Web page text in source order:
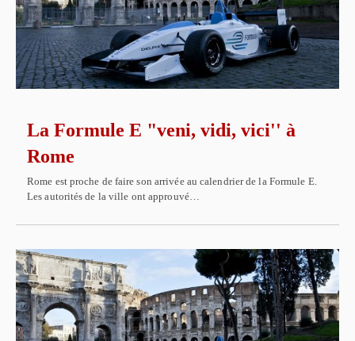
La Formule E "veni, vidi, vici'' à
Rome
Rome est proche de faire son arrivée au calendrier de la Formule E.
Les autorités de la ville ont approuvé…